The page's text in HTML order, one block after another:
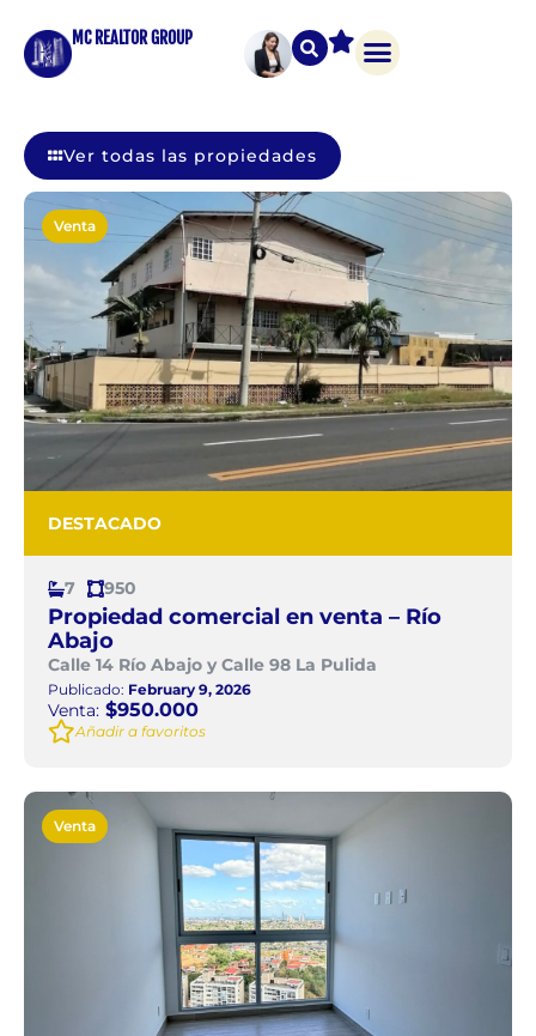
MC REALTOR GROUP
Ver todas las propiedades
Venta
DESTACADO
7 950
Propiedad comercial en venta – Río
Abajo
Calle 14 Río Abajo y Calle 98 La Pulida
Publicado: February 9, 2026
Venta: $950.000
Añadir a favoritos
Venta